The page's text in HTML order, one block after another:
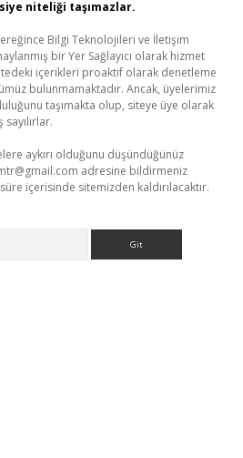
niteliği taşımazlar.
Bilgi Teknolojileri ve İletişim
bir Yer Sağlayıcı olarak hizmet
içerikleri proaktif olarak denetleme
bulunmamaktadır. Ancak, üyelerimiz
taşımakta olup, siteye üye olarak
aykırı olduğunu düşündüğünüz
adresine bildirmeniz
içerisinde sitemizden kaldırılacaktır.